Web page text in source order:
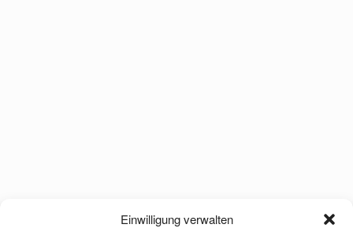
Einwilligung verwalten